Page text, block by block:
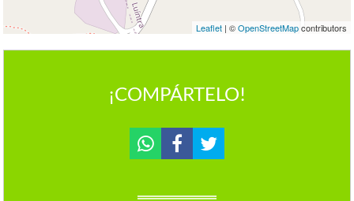
Leaflet| ©OpenStreetMapcontributors
¡COMPÁRTELO!